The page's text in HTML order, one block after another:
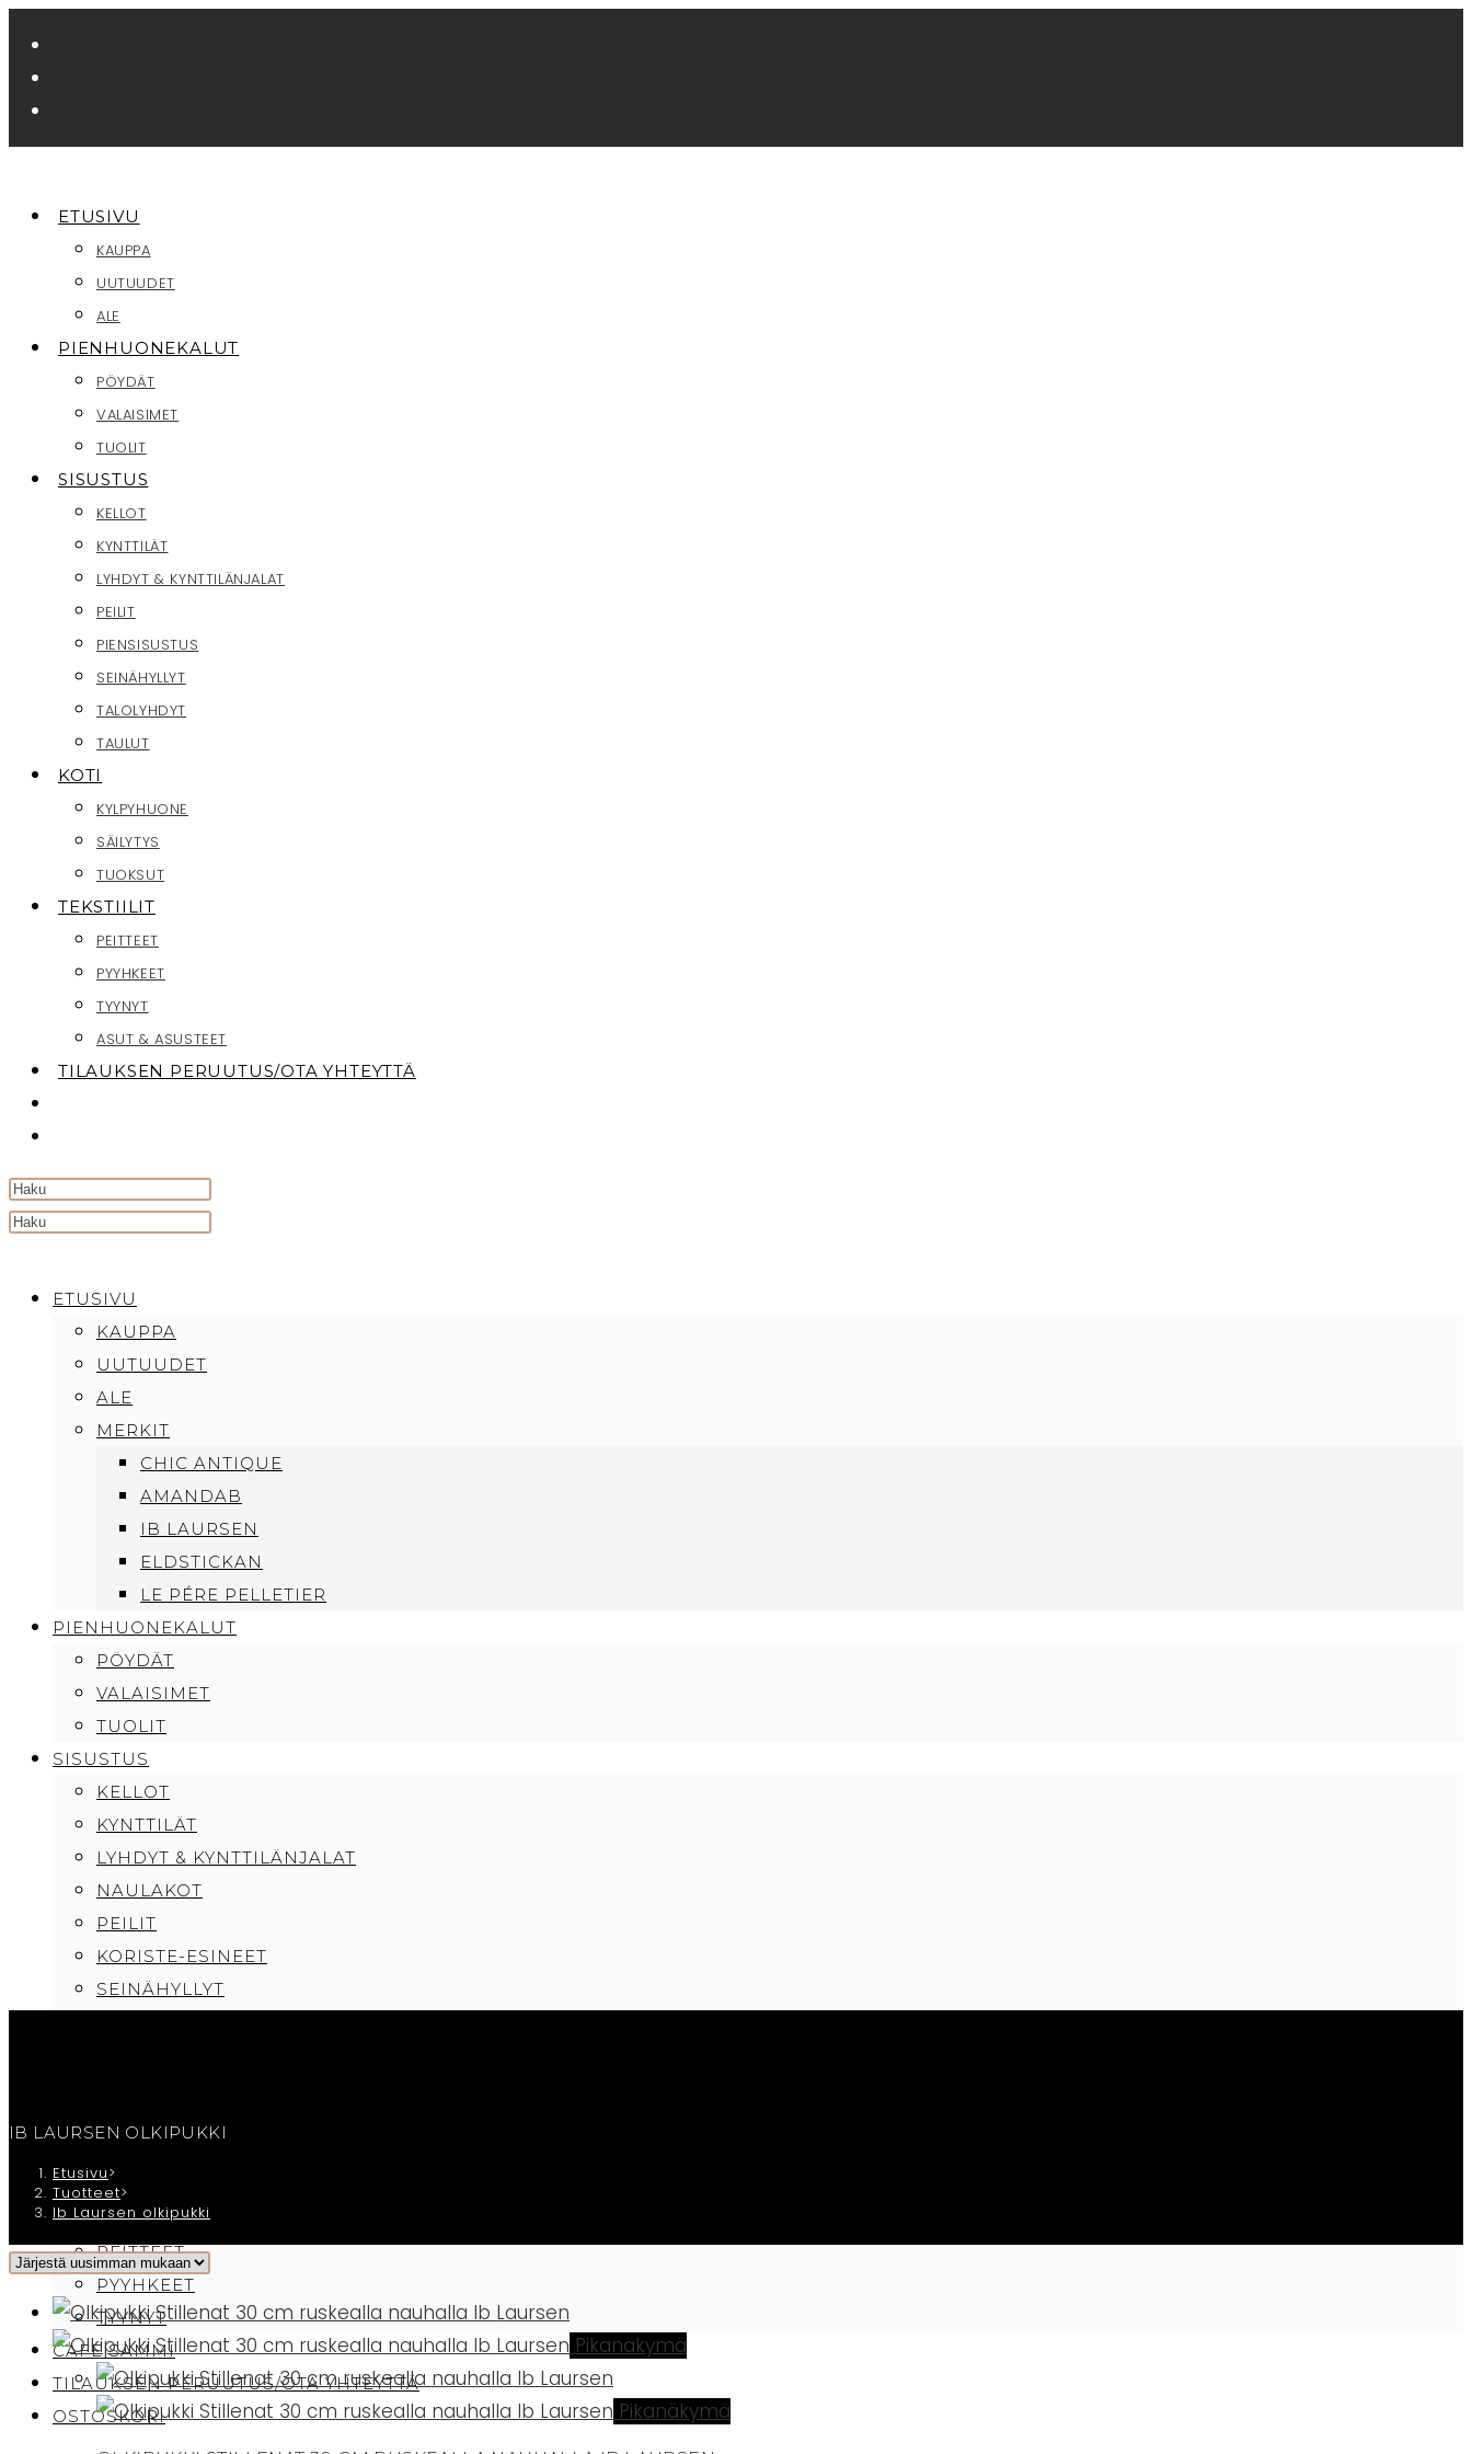
suoraan
sisältöön
ETUSIVU
KAUPPA
UUTUUDET
ALE
PIENHUONEKALUT
PÖYDÄT
VALAISIMET
TUOLIT
SISUSTUS
KELLOT
KYNTTILÄT
LYHDYT & KYNTTILÄNJALAT
PEILIT
PIENSISUSTUS
SEINÄHYLLYT
TALOLYHDYT
TAULUT
KOTI
KYLPYHUONE
SÄILYTYS
TUOKSUT
TEKSTIILIT
PEITTEET
PYYHKEET
TYYNYT
ASUT & ASUSTEET
TILAUKSEN PERUUTUS/OTA YHTEYTTÄ
Search
ETUSIVU
KAUPPA
UUTUUDET
ALE
MERKIT
CHIC ANTIQUE
AMANDAB
IB LAURSEN
ELDSTICKAN
LE PÉRE PELLETIER
PIENHUONEKALUT
PÖYDÄT
VALAISIMET
TUOLIT
SISUSTUS
KELLOT
KYNTTILÄT
LYHDYT & KYNTTILÄNJALAT
NAULAKOT
PEILIT
KORISTE-ESINEET
SEINÄHYLLYT
TUOKSUT
TEKSTIILIT
PEITTEET
PYYHKEET
TYYNYT
CAFE SAMMI
TILAUKSEN PERUUTUS/OTA YHTEYTTÄ
OSTOSKORI
IB LAURSEN OLKIPUKKI
Etusivu>
Tuotteet>
Ib Laursen olkipukki
Pikanäkymä
Pikanäkymä